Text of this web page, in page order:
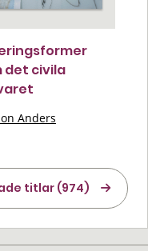
det civila
Anders
titlar (974)